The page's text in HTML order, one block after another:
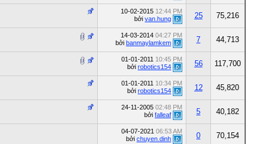
10-02-2015 12:44 PM
bởi van.hung 25 75,216
14-03-2014 04:27 PM
bởi banmaylamkem 7 44,713
01-01-2011 10:45 PM
bởi robotics154 56 117,700
01-01-2011 10:34 PM
bởi robotics154 12 45,820
24-11-2005 02:48 PM
bởi falleaf 5 40,182
04-07-2021 06:53 AM
bởi chuyen.dinh 0 70,154